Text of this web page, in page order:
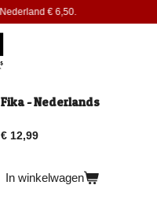
€ 6,50.
Fika - Nederlands
€ 12,99
In winkelwagen